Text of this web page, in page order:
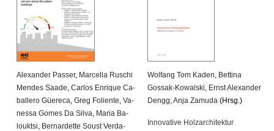
Alex­an­der Pas­ser, Mar­cel­la Ru­schi
Men­des Saade ,Car­los En­ri­que Ca­
bal­le­ro Güe­re­ca ,Greg Fo­li­en­te ,Va­
nes­sa Gomes Da Silva Maria Ba­
loukt­si Ber­nar­det­te Soust Ver­da­
Wolfang Tom Kaden Bet­ti­na
Gossak-Ko­wal­ski Ernst Alex­an­der
Dengg ,Anja Za­mu­da (Hrsg.)
In­no­va­ti­ve Holz­ar­chi­tek­tur